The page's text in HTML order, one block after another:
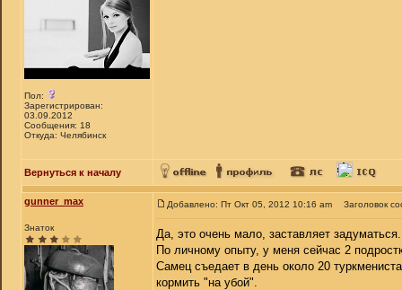
Пол:
Зарегистрирован:
03.09.2012
Сообщения: 18
Откуда: Челябинск
Вернуться к началу
gunner_max
Знаток
Добавлено: Пт Окт 05, 2012 10:16 am Заголовок
Да, это очень мало, заставляет задуматься.
По личному опыту, у меня сейчас 2
Самец съедает в день около 20
кормить "на убой".